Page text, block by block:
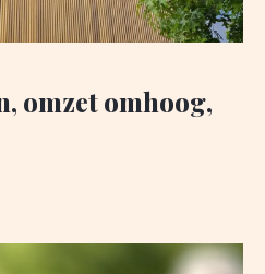
omzet omhoog,